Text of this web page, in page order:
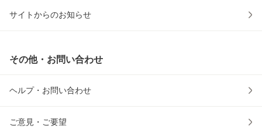
サイトからのお知らせ
その他・お問い合わせ
ヘルプ・お問い合わせ
ご意見・ご要望